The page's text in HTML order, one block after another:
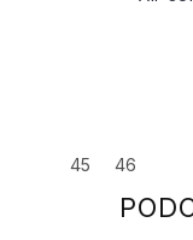
45 46